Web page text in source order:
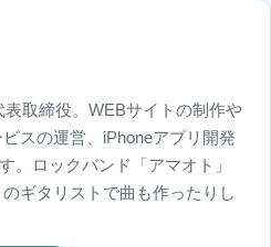
表取締役。WEBサイトの制作や
スの運営、iPhoneアプリ開発
。ロックバンド「アマオト」
のギタリストで曲も作ったりし